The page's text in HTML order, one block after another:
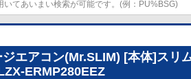
エアコン(Mr.SLIM) [本体]スリ
ERMP280EEZ